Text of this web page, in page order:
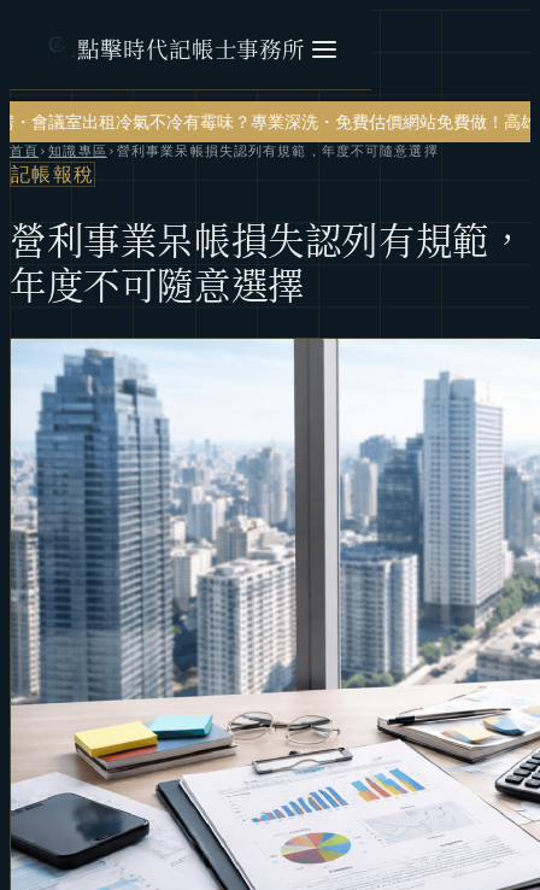
點擊時代記帳士事務所
有霉味？專業深洗・免費估價網站免費做！高雄網頁設計・SEO 關鍵
首頁 ›知識專區 › 營利事業呆帳損失認列有規範，年度不可隨意選擇
記帳報稅
營利事業呆帳損失認列有規範，
年度不可隨意選擇